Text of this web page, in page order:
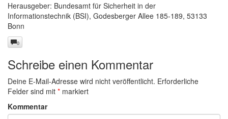
Herausgeber: Bundesamt für Sicherheit in der
Informationstechnik (BSI), Godesberger Allee 185-189, 53133
Bonn
0
Schreibe einen Kommentar
Deine E-Mail-Adresse wird nicht veröffentlicht. Erforderliche
Felder sind mit * markiert
Kommentar